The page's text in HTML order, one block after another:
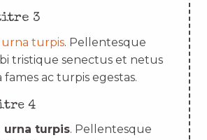
3
turpis. Pellentesque
tristique senectus et netus
ac turpis egestas.
4
urna turpis. Pellentesque